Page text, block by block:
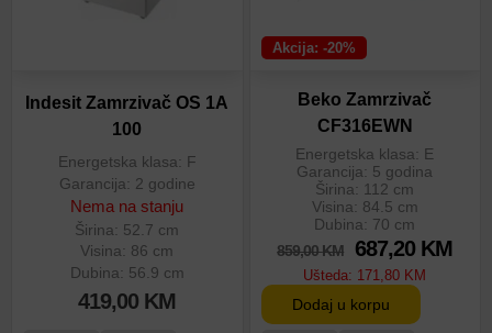
Indesit Zamrzivač OS 1A
100
Energetska klasa: F
Garancija: 2 godine
Nema na stanju
Širina: 52.7 cm
Visina: 86 cm
Dubina: 56.9 cm
419,00 KM
Akcija: -20%
Beko Zamrzivač
CF316EWN
Energetska klasa: E
Garancija: 5 godina
Širina: 112 cm
Visina: 84.5 cm
Dubina: 70 cm
859,00KM 687,20 KM
Ušteda: 171,80 KM
Dodaj u korpu